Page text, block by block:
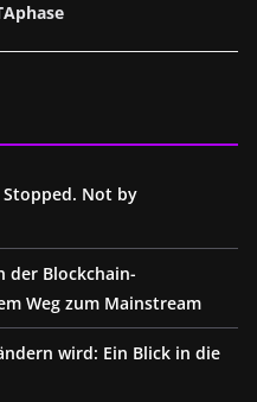
Stopped. Not by
der Blockchain-
Weg zum Mainstream
wird: Ein Blick in die